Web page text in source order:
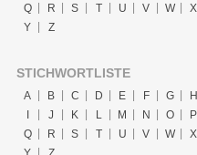
Q
R S T U V W
X
Y
Z
STICHWORTLISTE
A B C D E F G
H
J K L M N O
P
Q
R S T U V W
X